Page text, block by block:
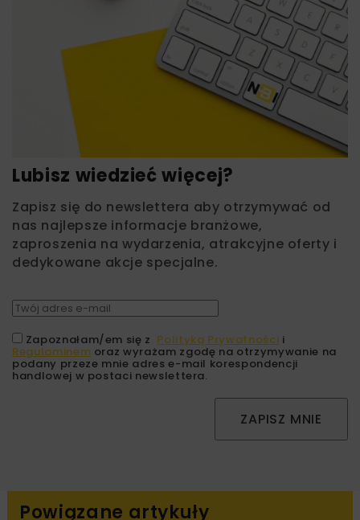
Lubisz wiedzieć więcej?
Zapisz się do newslettera aby otrzymywać od
nas najlepsze informacje branżowe,
zaproszenia na wydarzenia, atrakcyjne oferty i
dedykowane akcje specjalne.
Zapoznałam/em się z Polityką Prywatności i
Regulaminem oraz wyrażam zgodę na otrzymywanie na
podany przeze mnie adres e-mail korespondencji
handlowej w postaci newslettera.
ZAPISZ MNIE
Powiązane artykuły